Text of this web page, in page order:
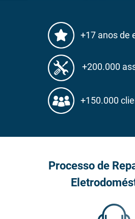
+17 anos de
+200.000
+150.000
Processo de